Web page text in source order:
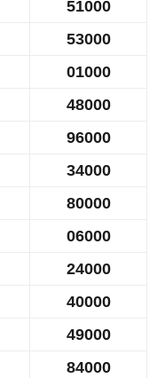
51000
​53000
01000
​48000
​96000
34000
​80000
06000
24000
​40000
49000
84000